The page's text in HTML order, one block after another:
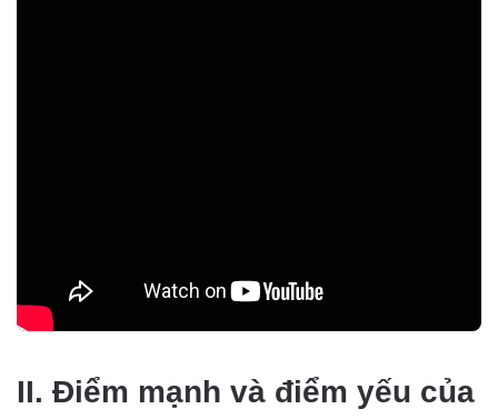
II. Điểm mạnh và điểm yếu của